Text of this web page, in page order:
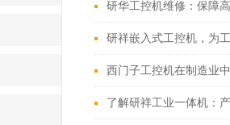
研华工控机维修：保障
研祥嵌入式工控机，为
西门子工控机在制造业
了解研祥工业一体机：